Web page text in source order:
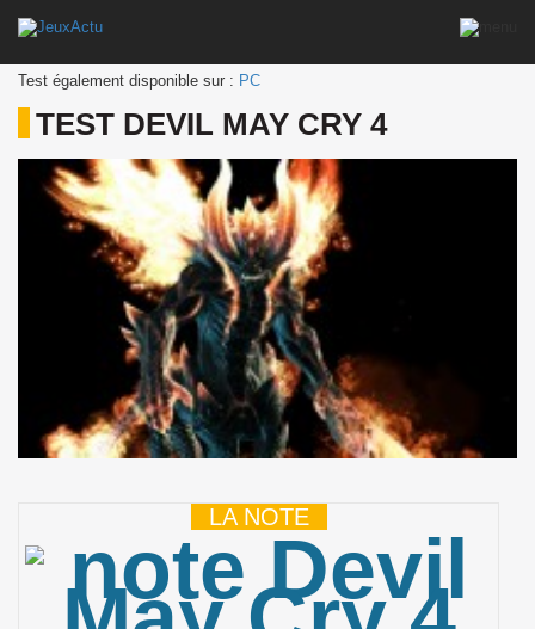
Test également disponible sur : PC
TEST DEVIL MAY CRY 4
LA NOTE